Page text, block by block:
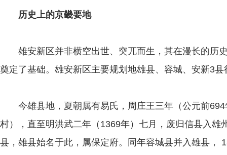
历史上的京畿要地
雄安新区并非横空出世、突兀而生，其在漫长的历
奠定了基础。雄安新区主要规划地雄县、容城、安新3
今雄县地，夏朝属有易氏，周庄王三年（公元前694
村），直至明洪武二年（1369年）七月，废归信县入雄
县，雄县始名于此，属保定府。同年容城县并入雄县，